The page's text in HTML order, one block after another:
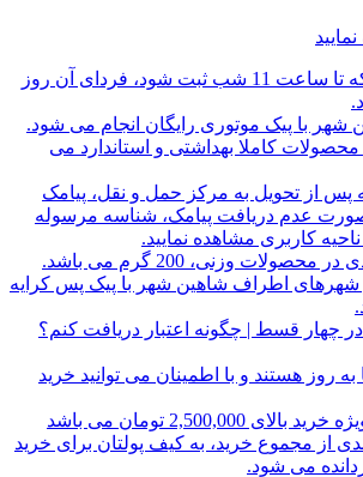
سفارش هایی که تا ساعت 11 شب ثبت شود، فردای آن روز
شهر با پیک موتوری رایگان انجام می شود.
کاملا بهداشتی و استاندارد می
از تحویل به مرکز حمل و نقل، پیامک
عدم دریافت پیامک، شناسه مرسوله
کاربری مشاهده نمایید.
وزنی، 200 گرم می باشد.
شهرهای اطراف شاهین شهر با پیک پس کرایه
چهار قسط | چگونه اعتبار دریافت کنم؟
روز هستند و با اطمینان می توانید خرید
2,500,000 تومان می باشد
از مجموع خرید، به کیف پولتان برای خرید
می شود.